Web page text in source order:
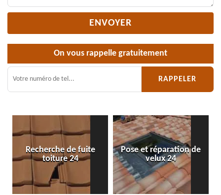
On vous rappelle gratuitement
Recherche de fuite
toiture 24
Pose et réparation de
velux 24